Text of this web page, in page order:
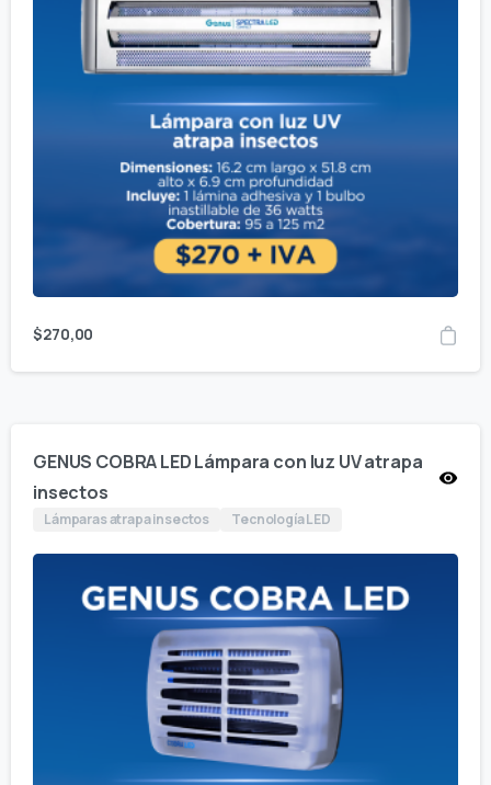
$270,00
GENUS COBRA LED Lámpara con luz UV atrapa
insectos
Lámparas atrapa insectos Tecnología LED